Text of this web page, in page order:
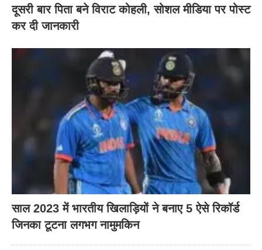
दूसरी बार‌ पिता बने विराट कोहली, सोशल मीडिया पर पोस्ट
कर दी‌ जानकारी
साल 2023 में भारतीय खिलाड़ियों ने बनाए 5 ऐसे रिकॉर्ड
जिनका टूटना लगभग नामुमकिन